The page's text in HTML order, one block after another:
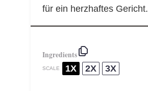
für ein herzhaftes Gericht.
Ingredients
SCALE 1X 2X 3X